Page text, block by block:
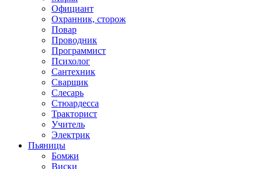
Официант
Охранник, сторож
Повар
Проводник
Программист
Психолог
Сантехник
Сварщик
Слесарь
Стюардесса
Тракторист
Учитель
Электрик
Пьяницы
Бомжи
Виски